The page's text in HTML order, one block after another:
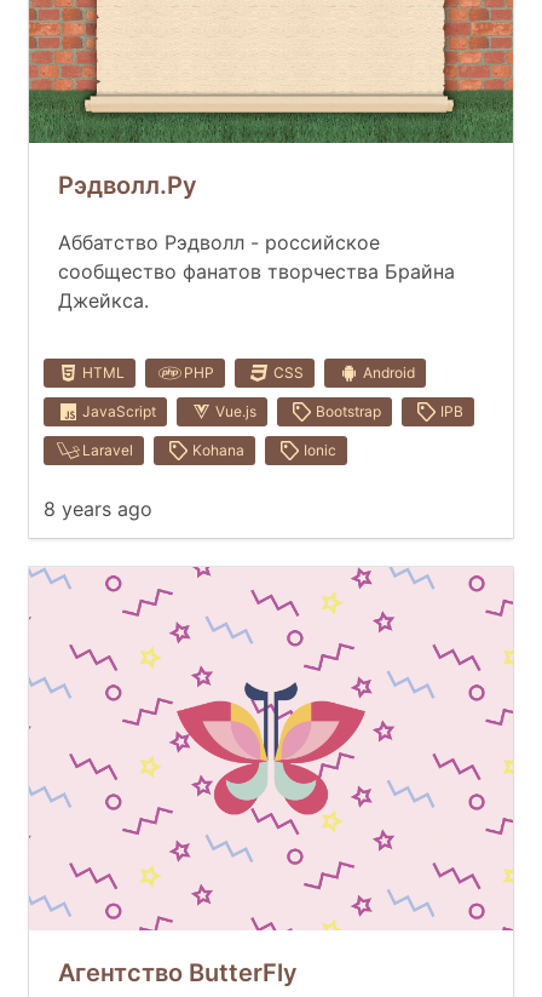
Рэдволл.Ру
Аббатство Рэдволл - российское
сообщество фанатов творчества Брайна
Джейкса.
HTML PHP CSS Android
JavaScript Vue.js Bootstrap IPB
Laravel Kohana Ionic
8 years ago
Агентство ButterFly